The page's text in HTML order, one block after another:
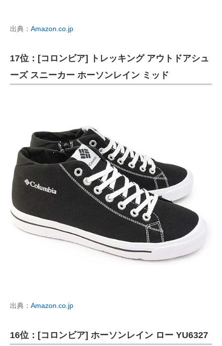
出典： Amazon.co.jp
17位：[コロンビア] トレッキング アウトドアシュ
ーズ スニーカー ホーソンレイン ミッド
出典： Amazon.co.jp
16位：[コロンビア] ホーソンレイン ロー YU6327